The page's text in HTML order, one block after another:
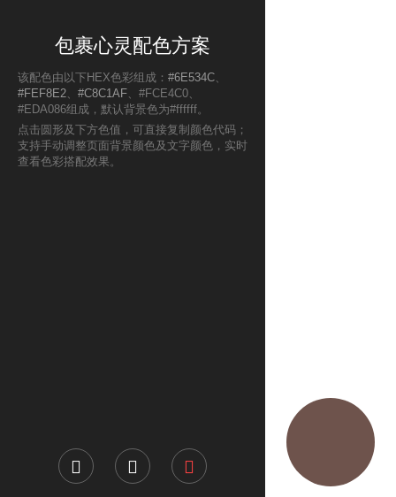
包裹心灵配色方案
该配色由以下HEX色彩组成： #6E534C、
#FEF8E2、 #C8C1AF、#FCE4C0、
#EDA086组成，默认背景色为#ffffff。
点击圆形及下方色值，可直接复制颜色代码；
支持手动调整页面背景颜色及文字颜色，实时
查看色彩搭配效果。